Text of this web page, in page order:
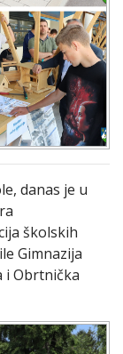
danas je u
školskih
Gimnazija
i Obrtnička